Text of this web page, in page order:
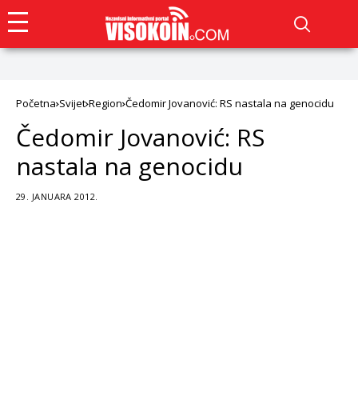
Početna Svijet Region Čedomir Jovanović: RS nastala na genocidu
Čedomir Jovanović: RS
nastala na genocidu
29. JANUARA 2012.